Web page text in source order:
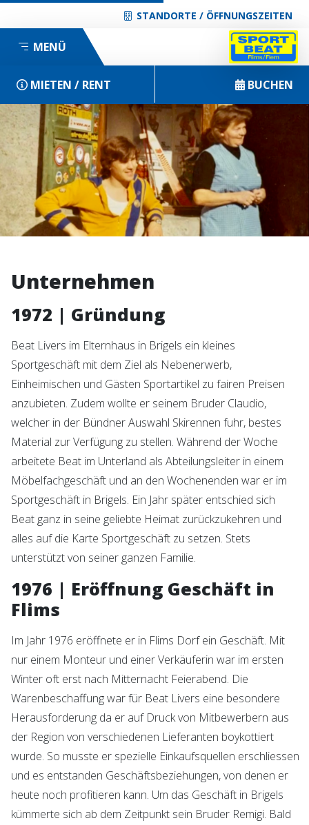
STANDORTE / ÖFFNUNGSZEITEN
MENÜ
MIETEN / RENT BUCHEN
Unternehmen
1972 | Gründung
Beat Livers im Elternhaus in Brigels ein kleines
Sportgeschäft mit dem Ziel als Nebenerwerb,
Einheimischen und Gästen Sportartikel zu fairen Preisen
anzubieten. Zudem wollte er seinem Bruder Claudio,
welcher in der Bündner Auswahl Skirennen fuhr, bestes
Material zur Verfügung zu stellen. Während der Woche
arbeitete Beat im Unterland als Abteilungsleiter in einem
Möbelfachgeschäft und an den Wochenenden war er im
Sportgeschäft in Brigels. Ein Jahr später entschied sich
Beat ganz in seine geliebte Heimat zurückzukehren und
alles auf die Karte Sportgeschäft zu setzen. Stets
unterstützt von seiner ganzen Familie.
1976 | Eröffnung Geschäft in
Flims
Im Jahr 1976 eröffnete er in Flims Dorf ein Geschäft. Mit
nur einem Monteur und einer Verkäuferin war im ersten
Winter oft erst nach Mitternacht Feierabend. Die
Warenbeschaffung war für Beat Livers eine besondere
Herausforderung da er auf Druck von Mitbewerbern aus
der Region von verschiedenen Lieferanten boykottiert
wurde. So musste er spezielle Einkaufsquellen erschliessen
und es entstanden Geschäftsbeziehungen, von denen er
heute noch profitieren kann. Um das Geschäft in Brigels
kümmerte sich ab dem Zeitpunkt sein Bruder Remigi. Bald